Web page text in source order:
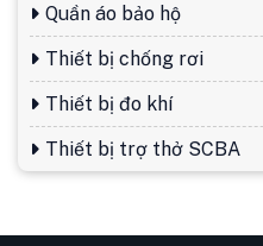
Quần áo bảo hộ
Thiết bị chống rơi
Thiết bị đo khí
Thiết bị trợ thở SCBA